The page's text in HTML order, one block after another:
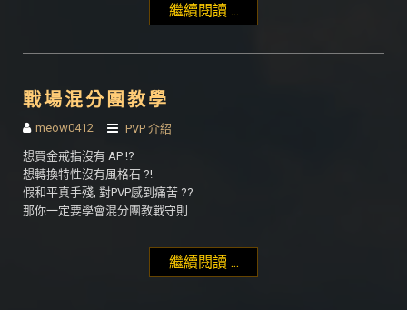
繼續閱讀 ...
戰場混分團教學
meow0412
PVP 介紹
想買金戒指沒有 AP !?
想轉換特性沒有風格石 ?!
假和平真手殘, 對PVP感到痛苦 ??
那你一定要學會混分團教戰守則
繼續閱讀 ...